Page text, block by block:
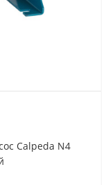
Calpeda N4